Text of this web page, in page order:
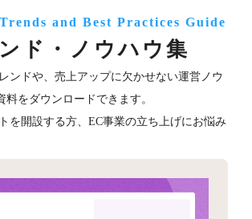
and Best Practices Guide
ド・ノウハウ集
ンドや、売上アップに欠かせない運営ノウ
料をダウンロードできます。
を開設する方、EC事業の立ち上げにお悩み